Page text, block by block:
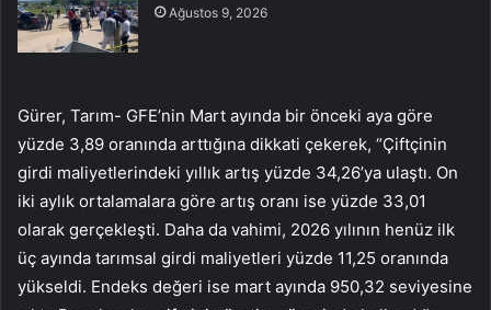
Ağustos 9, 2026
Gürer, Tarım- GFE’nin Mart ayında bir önceki aya göre
yüzde 3,89 oranında arttığına dikkati çekerek, “Çiftçinin
girdi maliyetlerindeki yıllık artış yüzde 34,26’ya ulaştı. On
iki aylık ortalamalara göre artış oranı ise yüzde 33,01
olarak gerçekleşti. Daha da vahimi, 2026 yılının henüz ilk
üç ayında tarımsal girdi maliyetleri yüzde 11,25 oranında
yükseldi. Endeks değeri ise mart ayında 950,32 seviyesine